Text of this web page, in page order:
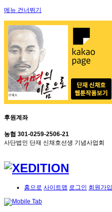
메뉴 건너뛰기
후원계좌
농협 301-0259-2506-21
사단법인 단재 신채호선생 기념사업회
홈으로 사이트맵 로그인 회원가입